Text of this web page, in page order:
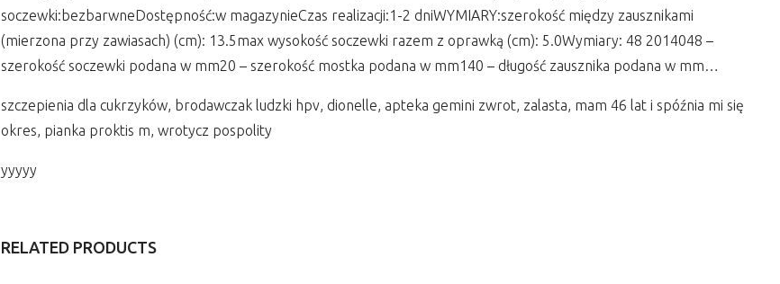
soczewki:bezbarwneDostępność:w magazynieCzas realizacji:1-2 dniWYMIARY:szerokość między zausznikami
(mierzona przy zawiasach) (cm): 13.5max wysokość soczewki razem z oprawką (cm): 5.0Wymiary: 48 2014048 –
szerokość soczewki podana w mm20 – szerokość mostka podana w mm140 – długość zausznika podana w mm…
szczepienia dla cukrzyków, brodawczak ludzki hpv, dionelle, apteka gemini zwrot, zalasta, mam 46 lat i spóźnia mi się
okres, pianka proktis m, wrotycz pospolity
yyyyy
RELATED PRODUCTS